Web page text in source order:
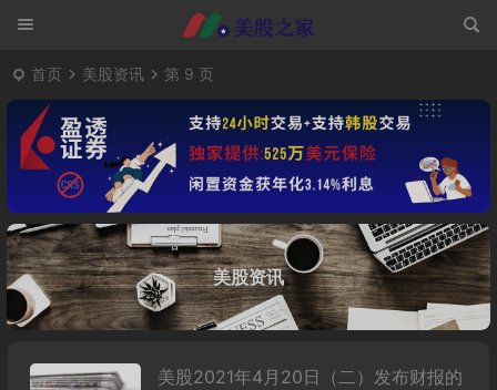
首页 美股资讯 第 9 页
美股资讯
美股2021年4月20日（二）发布财报的